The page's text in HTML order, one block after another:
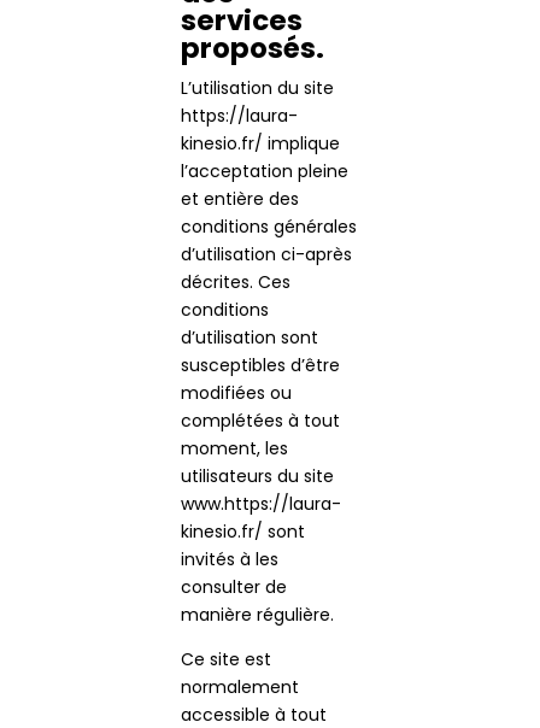
services
proposés.
L’utilisation du site
https://laura-
kinesio.fr/ implique
l’acceptation pleine
et entière des
conditions générales
d’utilisation ci-après
décrites. Ces
conditions
d’utilisation sont
susceptibles d’être
modifiées ou
complétées à tout
moment, les
utilisateurs du site
www.https://laura-
kinesio.fr/ sont
invités à les
consulter de
manière régulière.
Ce site est
normalement
accessible à tout